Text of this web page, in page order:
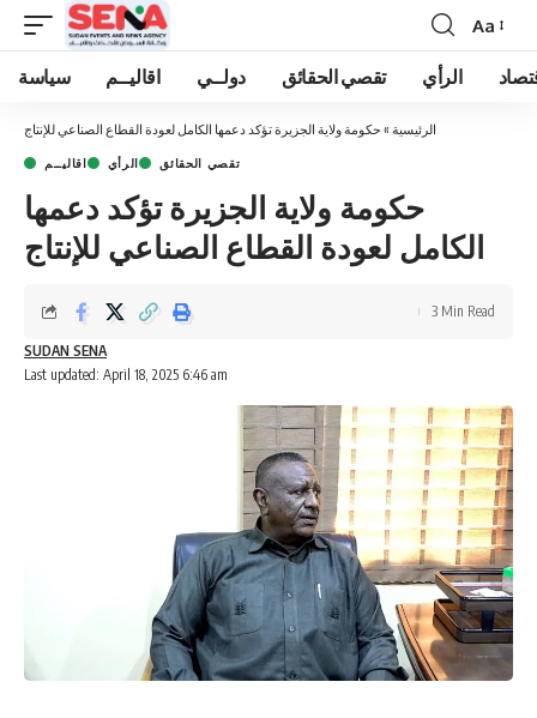
Font
Resizer
Aa
سياسة اقاليــم دولــي تقصي الحقائق الرأي
الرئيسية » حكومة ولاية الجزيرة تؤكد دعمها الكامل لعودة القطاع الصناعي للإنتاج
اقاليــم الرأي تقصي الحقائق
حكومة ولاية الجزيرة تؤكد دعمها
الكامل لعودة القطاع الصناعي للإنتاج
Last updated: April 18, 2025 6:46 am
SUDAN SENA
3 Min Read